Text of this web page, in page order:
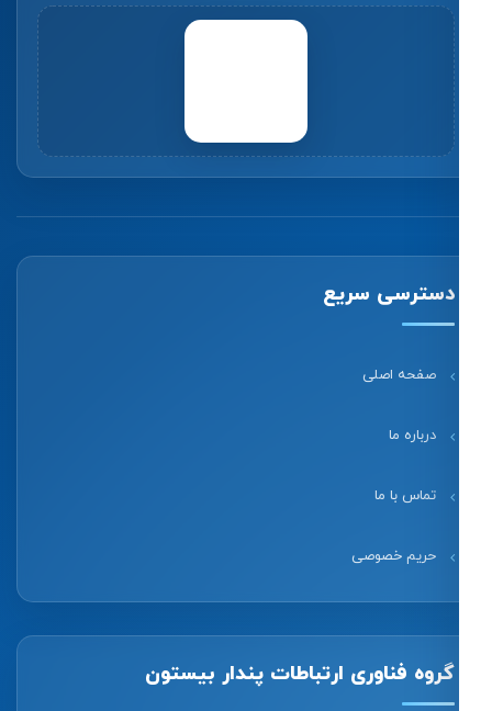
دسترسی سریع
صفحه اصلی
درباره ما
تماس با ما
حریم خصوصی
گروه فناوری ارتباطات پندار بیستون